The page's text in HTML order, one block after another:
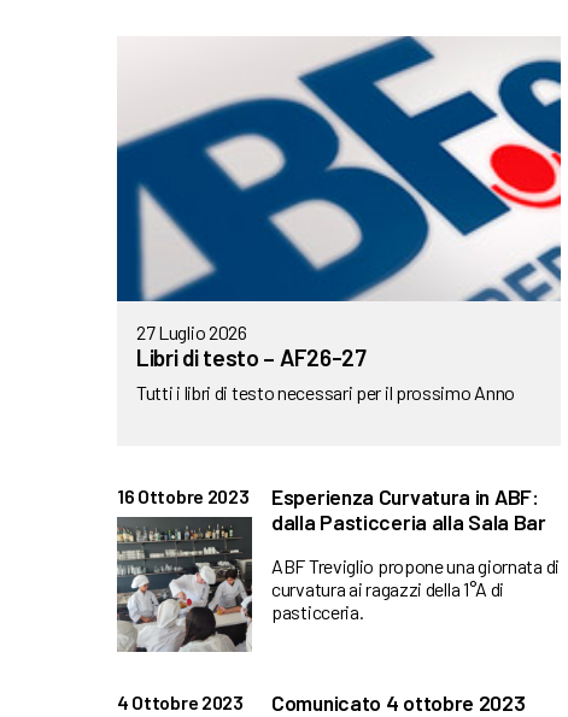
27 Luglio 2026
Libri di testo – AF26-27
Tutti i libri di testo necessari per il prossimo Anno
16 Ottobre 2023
Esperienza Curvatura in ABF:
dalla Pasticceria alla Sala Bar
ABF Treviglio propone una giornata di
curvatura ai ragazzi della 1°A di
pasticceria.
4 Ottobre 2023 Comunicato 4 ottobre 2023